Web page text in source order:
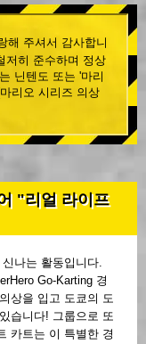
해 주셔서 감사합니
저히 준수하며 정상
닌텐도 또는 '마리
리오 시리즈 의상
"리얼 라이프
나는 활동입니다.
Go-Karting 경
상을 입고 도쿄의 도
습니다! 그룹으로 또
카트는 이 특별한 경